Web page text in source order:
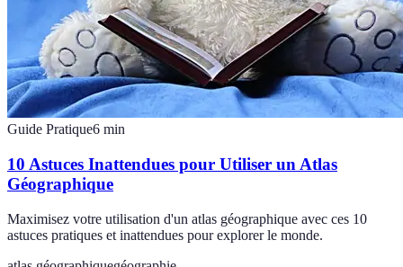
Guide Pratique6 min
10 Astuces Inattendues pour Utiliser un Atlas
Géographique
Maximisez votre utilisation d'un atlas géographique avec ces 10
astuces pratiques et inattendues pour explorer le monde.